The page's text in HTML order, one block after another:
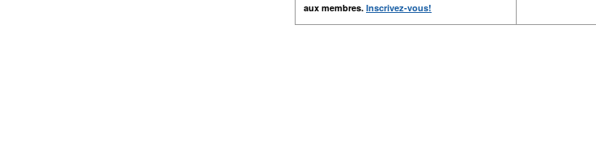
aux membres. Inscrivez-vous!